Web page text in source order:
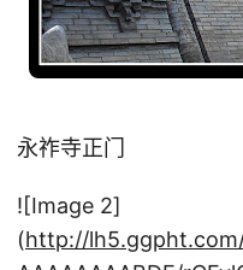
永祚寺正门
![Image 2]
(http://